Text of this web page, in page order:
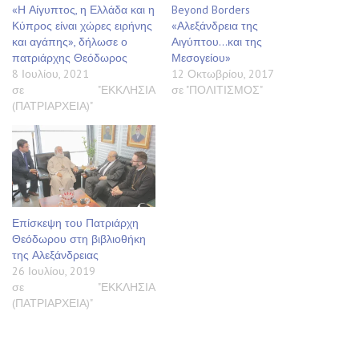
«Η Αίγυπτος, η Ελλάδα και η
Κύπρος είναι χώρες ειρήνης
και αγάπης», δήλωσε ο
πατριάρχης Θεόδωρος
8 Ιουλίου, 2021
σε "ΕΚΚΛΗΣΙΑ
(ΠΑΤΡΙΑΡΧΕΙΑ)"
Beyond Borders
«Αλεξάνδρεια της
Αιγύπτου…και της
Μεσογείου»
12 Οκτωβρίου, 2017
σε "ΠΟΛΙΤΙΣΜΟΣ"
Επίσκεψη του Πατριάρχη
Θεόδωρου στη βιβλιοθήκη
της Αλεξάνδρειας
26 Ιουλίου, 2019
σε "ΕΚΚΛΗΣΙΑ
(ΠΑΤΡΙΑΡΧΕΙΑ)"